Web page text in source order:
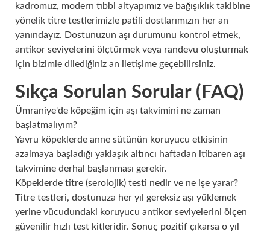
kadromuz, modern tıbbi altyapımız ve bağışıklık takibine
yönelik titre testlerimizle patili dostlarımızın her an
yanındayız. Dostunuzun aşı durumunu kontrol etmek,
antikor seviyelerini ölçtürmek veya randevu oluşturmak
için bizimle dilediğiniz an iletişime geçebilirsiniz.
Sıkça Sorulan Sorular (FAQ)
Ümraniye'de köpeğim için aşı takvimini ne zaman
başlatmalıyım?
Yavru köpeklerde anne sütünün koruyucu etkisinin
azalmaya başladığı yaklaşık altıncı haftadan itibaren aşı
takvimine derhal başlanması gerekir.
Köpeklerde titre (serolojik) testi nedir ve ne işe yarar?
Titre testleri, dostunuza her yıl gereksiz aşı yüklemek
yerine vücudundaki koruyucu antikor seviyelerini ölçen
güvenilir hızlı test kitleridir. Sonuç pozitif çıkarsa o yıl